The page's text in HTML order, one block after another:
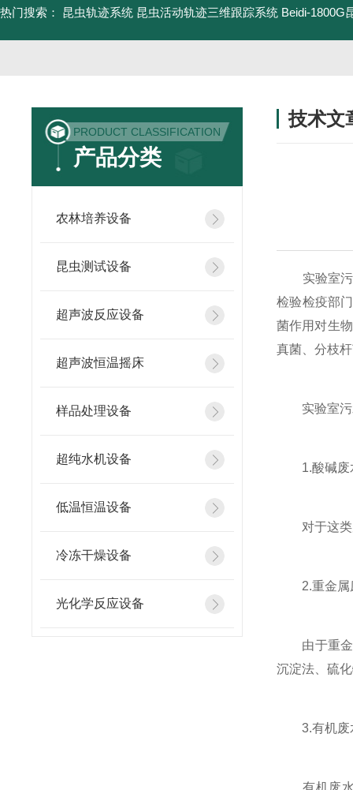
热门搜索： 昆虫轨迹系统 昆虫活动轨迹三维跟踪系统 Beidi-1800G
PRODUCT CLASSIFICATION
产品分类
农林培养设备
昆虫测试设备
超声波反应设备
超声波恒温摇床
样品处理设备
超纯水机设备
低温恒温设备
冷冻干燥设备
光化学反应设备
技术文
实验室污水
检验检疫部
菌作用对生
真菌、分枝
实验室污
1.酸碱废
对于这类废
2.重金属
由于重金属
沉淀法、硫
3.有机废
有机废水